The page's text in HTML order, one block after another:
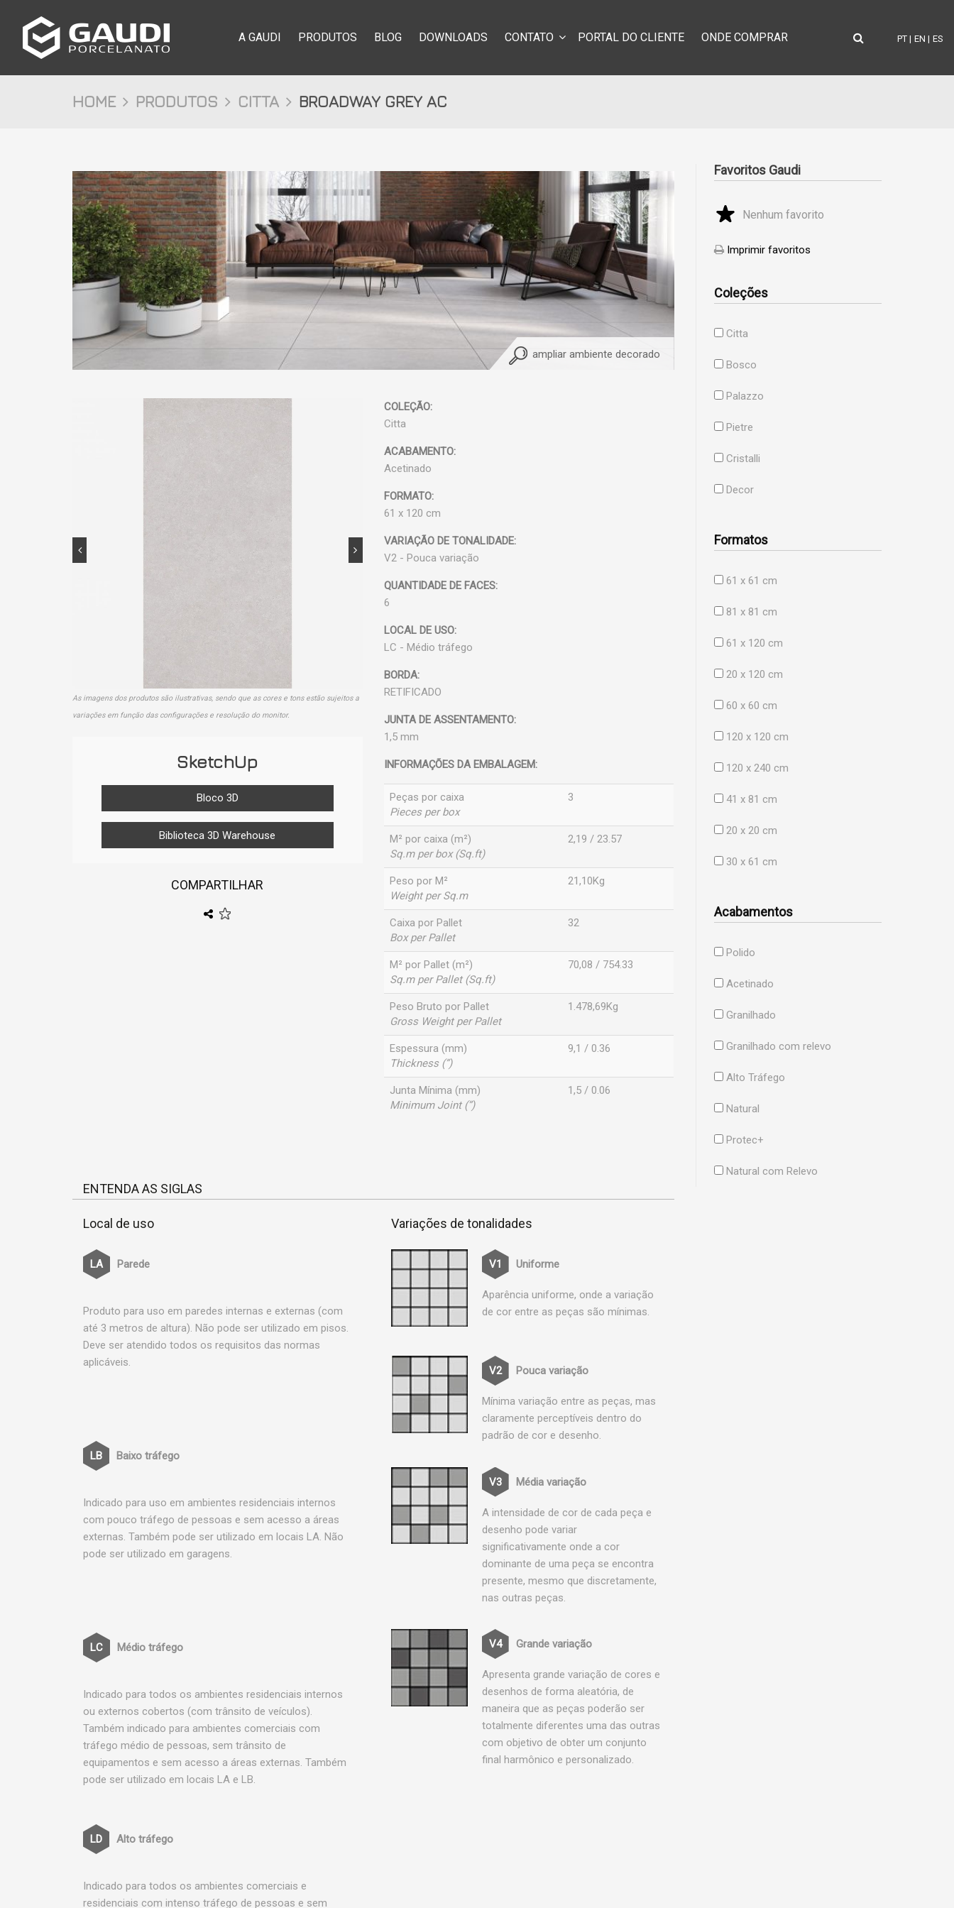
A GAUDI PRODUTOS BLOG DOWNLOADS CONTATO PORTAL DO CLIENTE ONDE COMPRAR PT | EN | ES
HOME PRODUTOS CITTA BROADWAY GREY AC
ampliar ambiente decorado
As imagens dos produtos são ilustrativas, sendo que as cores e tons estão sujeitos a
variações em função das configurações e resolução do monitor.
SketchUp
Bloco 3D
Biblioteca 3D Warehouse
COMPARTILHAR
COLEÇÃO:
Citta
ACABAMENTO:
Acetinado
FORMATO:
61 x 120 cm
VARIAÇÃO DE TONALIDADE:
V2 - Pouca variação
QUANTIDADE DE FACES:
6
LOCAL DE USO:
LC - Médio tráfego
BORDA:
RETIFICADO
JUNTA DE ASSENTAMENTO:
1,5 mm
INFORMAÇÕES DA EMBALAGEM:
Peças por caixa
Pieces per box
3
M² por caixa (m²)
Sq.m per box (Sq.ft)
2,19 / 23.57
Peso por M²
Weight per Sq.m
21,10Kg
Caixa por Pallet
Box per Pallet
32
M² por Pallet (m²)
Sq.m per Pallet (Sq.ft)
70,08 / 754.33
Peso Bruto por Pallet
Gross Weight per Pallet
1.478,69Kg
Espessura (mm)
Thickness (”)
9,1 / 0.36
Junta Mínima (mm)
Minimum Joint (”)
1,5 / 0.06
ENTENDA AS SIGLAS
Local de uso
Parede
Produto para uso em paredes internas e externas (com
até 3 metros de altura). Não pode ser utilizado em pisos.
Deve ser atendido todos os requisitos das normas
aplicáveis.
Baixo tráfego
Indicado para uso em ambientes residenciais internos
com pouco tráfego de pessoas e sem acesso a áreas
externas. Também pode ser utilizado em locais LA. Não
pode ser utilizado em garagens.
Médio tráfego
Indicado para todos os ambientes residenciais internos
ou externos cobertos (com trânsito de veículos).
Também indicado para ambientes comerciais com
tráfego médio de pessoas, sem trânsito de
equipamentos e sem acesso a áreas externas. Também
pode ser utilizado em locais LA e LB.
Alto tráfego
Indicado para todos os ambientes comerciais e
residenciais com intenso tráfego de pessoas e sem
Variações de tonalidades
Uniforme
Aparência uniforme, onde a variação
de cor entre as peças são mínimas.
Pouca variação
Mínima variação entre as peças, mas
claramente perceptíveis dentro do
padrão de cor e desenho.
Média variação
A intensidade de cor de cada peça e
desenho pode variar
significativamente onde a cor
dominante de uma peça se encontra
presente, mesmo que discretamente,
nas outras peças.
Grande variação
Apresenta grande variação de cores e
desenhos de forma aleatória, de
maneira que as peças poderão ser
totalmente diferentes uma das outras
com objetivo de obter um conjunto
final harmônico e personalizado.
Favoritos Gaudi
Nenhum favorito
Imprimir favoritos
Coleções
Citta
Bosco
Palazzo
Pietre
Cristalli
Decor
Formatos
61 x 61 cm
81 x 81 cm
61 x 120 cm
20 x 120 cm
60 x 60 cm
120 x 120 cm
120 x 240 cm
41 x 81 cm
20 x 20 cm
30 x 61 cm
Acabamentos
Polido
Acetinado
Granilhado
Granilhado com relevo
Alto Tráfego
Natural
Protec+
Natural com Relevo